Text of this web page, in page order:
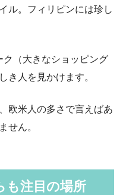
ル。フィリピンには珍し
（大きなショッピング
き人を見かけます。
欧米人の多さで言えばあ
せん。
も注目の場所